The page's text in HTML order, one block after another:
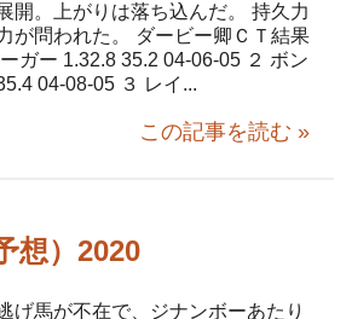
開。上がりは落ち込んだ。 持久力
が問われた。 ダービー卿ＣＴ結果
ガー 1.32.8 35.2 04-06-05 ２ ボン
04-08-05 ３ レイ...
この記事を読む »
想）2020
げ馬が不在で、ジナンボーあたり